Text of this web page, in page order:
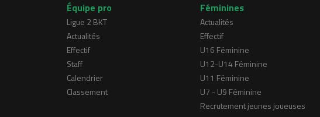
Équipe pro
Ligue 2 BKT
Actualités
Effectif
Staff
Calendrier
Classement
Féminines
Actualités
Effectif
U16 Féminine
U12-U14 Féminine
U11 Féminine
U7 - U9 Féminine
Recrutement jeunes joueuses